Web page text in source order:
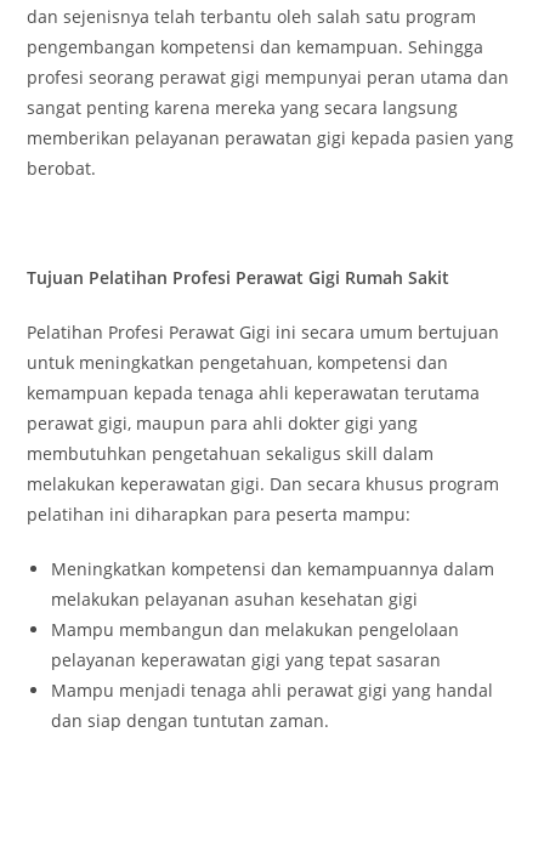
dan sejenisnya telah terbantu oleh salah satu program
pengembangan kompetensi dan kemampuan. Sehingga
profesi seorang perawat gigi mempunyai peran utama dan
sangat penting karena mereka yang secara langsung
memberikan pelayanan perawatan gigi kepada pasien yang
berobat.
Tujuan Pelatihan Profesi Perawat Gigi Rumah Sakit
Pelatihan Profesi Perawat Gigi ini secara umum bertujuan
untuk meningkatkan pengetahuan, kompetensi dan
kemampuan kepada tenaga ahli keperawatan terutama
perawat gigi, maupun para ahli dokter gigi yang
membutuhkan pengetahuan sekaligus skill dalam
melakukan keperawatan gigi. Dan secara khusus program
pelatihan ini diharapkan para peserta mampu:
Meningkatkan kompetensi dan kemampuannya dalam
melakukan pelayanan asuhan kesehatan gigi
Mampu membangun dan melakukan pengelolaan
pelayanan keperawatan gigi yang tepat sasaran
Mampu menjadi tenaga ahli perawat gigi yang handal
dan siap dengan tuntutan zaman.